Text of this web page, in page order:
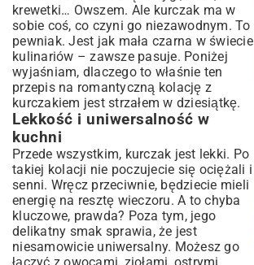
Słodkie zakończenie: Idealny deser i
dobór wina do kurczaka
Proste i szybkie desery dla dwojga
Jak dobrać wino do dania z kurczaka?
Najczęściej zadawane pytania
dotyczące romantycznej kolacji z
kurczakiem
Podsumowanie: Twoja idealna
romantyczna kolacja czeka!
krewetki… Owszem. Ale kurczak ma w
sobie coś, co czyni go niezawodnym. To
pewniak. Jest jak mała czarna w świecie
kulinariów – zawsze pasuje. Poniżej
wyjaśniam, dlaczego to właśnie ten
przepis na romantyczną kolację z
kurczakiem jest strzałem w dziesiątkę.
Lekkość i uniwersalność w
kuchni
Przede wszystkim, kurczak jest lekki. Po
takiej kolacji nie poczujecie się ociężali i
senni. Wręcz przeciwnie, będziecie mieli
energię na resztę wieczoru. A to chyba
kluczowe, prawda? Poza tym, jego
delikatny smak sprawia, że jest
niesamowicie uniwersalny. Możesz go